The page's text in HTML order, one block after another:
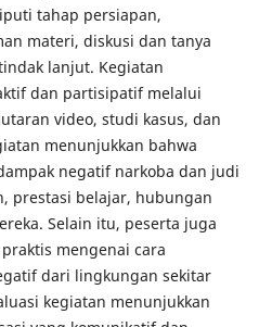
tahap persiapan,
materi, diskusi dan tanya
lanjut. Kegiatan
dan partisipatif melalui
video, studi kasus, dan
menunjukkan bahwa
negatif narkoba dan judi
prestasi belajar, hubungan
Selain itu, peserta juga
mengenai cara
dari lingkungan sekitar
kegiatan menunjukkan